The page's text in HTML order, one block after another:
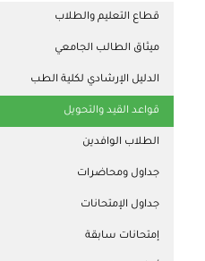
قطاع التعليم والطلاب
ميثاق الطالب الجامعي
الدليل الإرشادي لكلية الطب
قواعد القيد والتحويل
الطلاب الوافدين
جداول ومحاضرات
جداول الإمتحانات
إمتحانات سابقة